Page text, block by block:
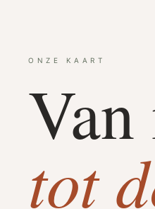
ONZE KAART
Van
tot